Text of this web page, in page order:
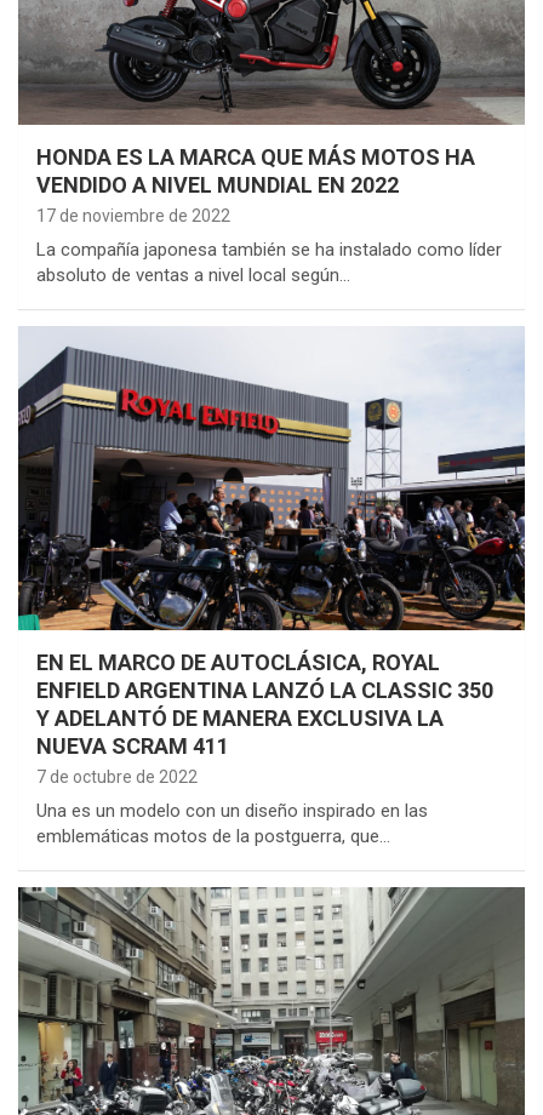
HONDA ES LA MARCA QUE MÁS MOTOS HA
VENDIDO A NIVEL MUNDIAL EN 2022
17 de noviembre de 2022
La compañía japonesa también se ha instalado como líder
absoluto de ventas a nivel local según…
EN EL MARCO DE AUTOCLÁSICA, ROYAL
ENFIELD ARGENTINA LANZÓ LA CLASSIC 350
Y ADELANTÓ DE MANERA EXCLUSIVA LA
NUEVA SCRAM 411
7 de octubre de 2022
Una es un modelo con un diseño inspirado en las
emblemáticas motos de la postguerra, que…